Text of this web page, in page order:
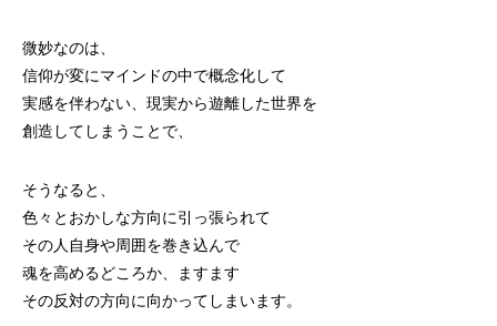
微妙なのは、
信仰が変にマインドの中で概念化して
実感を伴わない、現実から遊離した世界を
創造してしまうことで、
そうなると、
色々とおかしな方向に引っ張られて
その人自身や周囲を巻き込んで
魂を高めるどころか、ますます
その反対の方向に向かってしまいます。